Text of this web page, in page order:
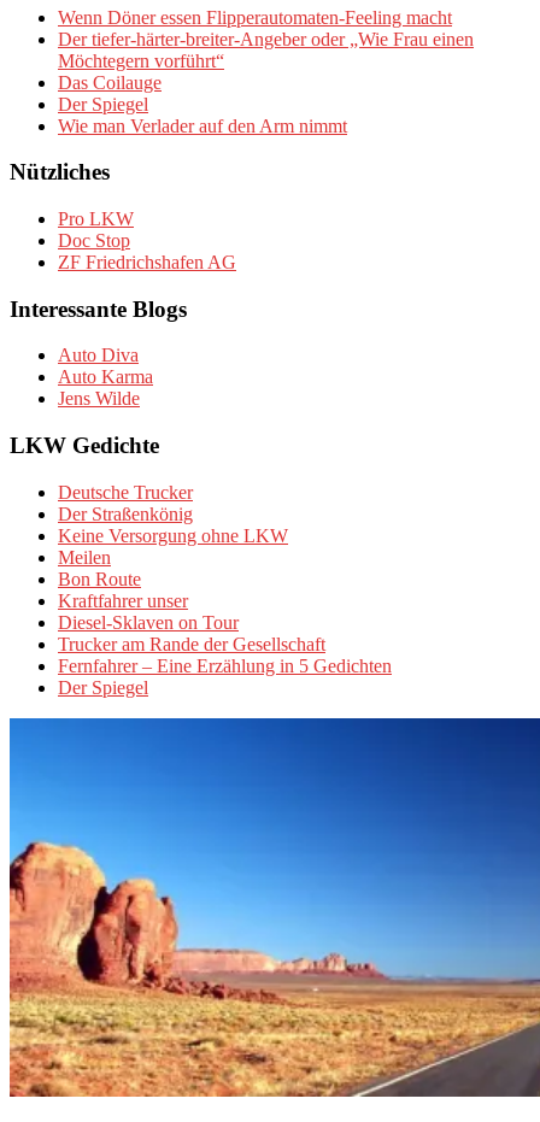
Wenn Döner essen Flipperautomaten-Feeling macht
Der tiefer-härter-breiter-Angeber oder „Wie Frau einen
Möchtegern vorführt“
Das Coilauge
Der Spiegel
Wie man Verlader auf den Arm nimmt
Nützliches
Pro LKW
Doc Stop
ZF Friedrichshafen AG
Interessante Blogs
Auto Diva
Auto Karma
Jens Wilde
LKW Gedichte
Deutsche Trucker
Der Straßenkönig
Keine Versorgung ohne LKW
Meilen
Bon Route
Kraftfahrer unser
Diesel-Sklaven on Tour
Trucker am Rande der Gesellschaft
Fernfahrer – Eine Erzählung in 5 Gedichten
Der Spiegel